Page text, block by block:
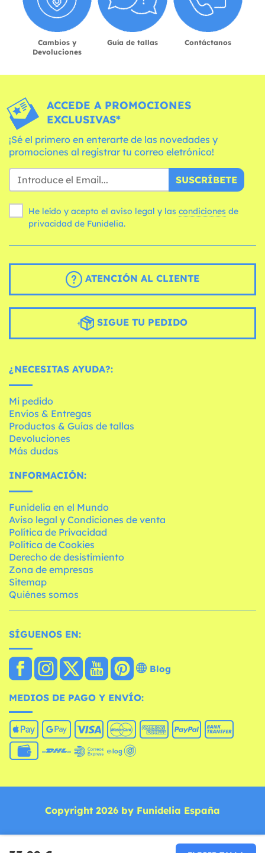
Cambios y
Devoluciones
Guía de tallas Contáctanos
ACCEDE A PROMOCIONES
EXCLUSIVAS*
¡Sé el primero en enterarte de las novedades y
promociones al registrar tu correo eletrónico!
SUSCRÍBETE
He leído y acepto el aviso legal y las condiciones
privacidad de Funidelia.
ATENCIÓN AL CLIENTE
SIGUE TU PEDIDO
¿NECESITAS AYUDA?:
Mi pedido
Envíos & Entregas
Productos & Guías de tallas
Devoluciones
Más dudas
INFORMACIÓN:
Funidelia en el Mundo
Aviso legal y Condiciones de venta
Política de Privacidad
Política de Cookies
Derecho de desistimiento
Zona de empresas
Sitemap
Quiénes somos
SÍGUENOS EN:
Blog
MEDIOS DE PAGO Y ENVÍO:
Copyright 2026 by Funidelia España